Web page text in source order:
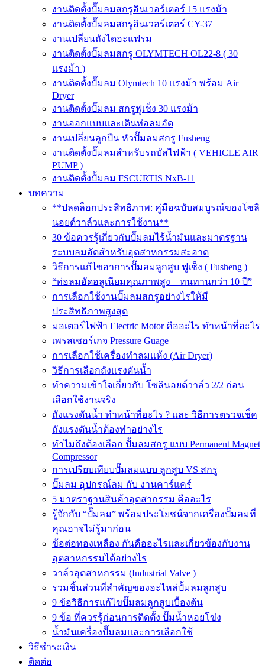
งานติดตั้งปั๊มลมสกรูอินเวอร์เตอร์ 15 แรงม้า
งานติดตั้งปั๊มลมสกรูอินเวอร์เตอร์ CY-37
งานเปลี่ยนถังไดอะแฟรม
งานติดตั้งปั๊มลมสกรู OLYMTECH OL22-8 ( 30
แรงม้า )
งานติดตั้งปั๊มลม Olymtech 10 แรงม้า พร้อม Air
Dryer
งานติดตั้งปั๊มลม สกรูฟูเช็ง 30 แรงม้า
งานออกแบบและเดินท่อลมอัด
งานเปลี่ยนลูกปืน หัวปั๊มลมสกรู Fusheng
งานติดตั้งปั๊มลมสำหรับรถบัสไฟฟ้า ( VEHICLE AIR
PUMP )
งานติดตั้งปั้มลม FSCURTIS NxB-11
บทความ
**ปลดล็อกประสิทธิภาพ: คู่มือฉบับสมบูรณ์ของโซลิ
นอยด์วาล์วและการใช้งาน**
30 ข้อควรรู้เกี่ยวกับปั๊มลมไร้น้ำมันและมาตรฐาน
ระบบลมอัดสำหรับอุตสาหกรรมสะอาด
วิธีการแก้ไขอาการปั๊มลมลูกสูบ ฟูเช็ง ( Fusheng )
“ท่อลมอัดอลูเนียมคุณภาพสูง – ทนทานกว่า 10 ปี”
การเลือกใช้งานปั๊มลมสกรูอย่างไรให้มี
ประสิทธิภาพสูงสุด
มอเตอร์ไฟฟ้า Electric Motor คืออะไร ทำหน้าที่อะไร
เพรสเชอร์เกจ Pressure Guage
การเลือกใช้เครื่องทำลมแห้ง (Air Dryer)
วิธีการเลือกถังแรงดันน้ำ
ทำความเข้าใจเกี่ยวกับ โซลินอยด์วาล์ว 2/2 ก่อน
เลือกใช้งานจริง
ถังแรงดันน้ำ ทำหน้าที่อะไร ? และ วิธีการตรวจเช็ค
ถังแรงดันน้ำต้องทำอย่างไร
ทำไมถึงต้องเลือก ปั้มลมสกรู แบบ Permanent Magnet
Compressor
การเปรียบเทียบปั๊มลมแบบ ลูกสูบ VS สกรู
ปั๊มลม อุปกรณ์ลม กับ งานคาร์แคร์
5 มาตราฐานสินค้าอุตสากรรม คืออะไร
รู้จักกับ “ปั๊มลม” พร้อมประโยชน์จากเครื่องปั๊มลมที่
คุณอาจไม่รู้มาก่อน
ข้อต่อทองเหลือง กันคืออะไรและเกี่ยวข้องกับงาน
อุตสาหกรรมได้อย่างไร
วาล์วอุตสาหกรรม (Industrial Valve )
รวมชิ้นส่วนที่สำคัญของอะไหล่ปั้มลมลูกสูบ
9 ข้อวิธีการแก้ไขปั๊มลมลูกสูบเบื้องต้น
9 ข้อ ที่ควรรู้ก่อนการติดตั้ง ปั๊มน้ำหอยโข่ง
น้ำมันเครื่องปั๊มลมและการเลือกใช้
วิธีชำระเงิน
ติดต่อ